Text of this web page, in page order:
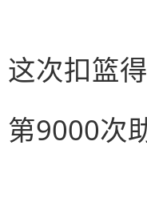
这次扣篮
第9000次